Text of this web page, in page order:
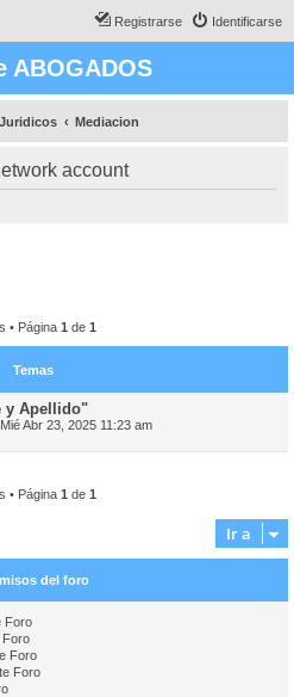
Identificarse
Registrarse
ABOGADOS
Mediacion
account
• Página 1 de 1
Temas
y Apellido"
Mié Abr 23, 2025 11:23 am
• Página 1 de 1
Ir a
del foro
Foro
Foro
Foro
Foro